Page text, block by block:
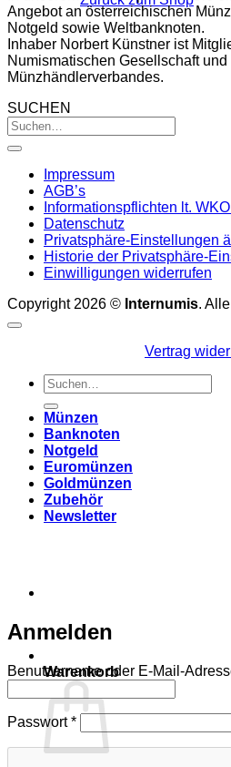
Warenkorb
Angebot an österreichischen
Notgeld sowie Weltbanknoten.
Inhaber Norbert Künstner ist
Numismatischen Gesellschaft
Münzhändlerverbandes.
SUCHEN
Impressum
AGB’s
Informationspflichten lt.
Datenschutz
Privatsphäre-Einstellungen
Historie der Privatsphäre-
Einwilligungen widerrufen
Copyright 2026 © Internumis.
Vertrag
Suchen
nach:
Münzen
Banknoten
Notgeld
Euromünzen
Goldmünzen
Zubehör
Newsletter
Anmelden
Benutzername oder E-Mail-
Passwort*Erforderlich